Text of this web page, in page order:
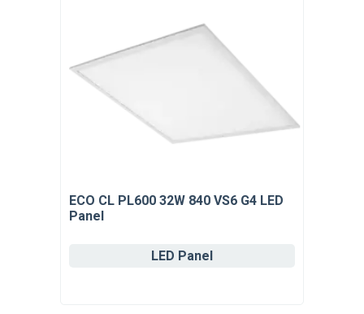
ECO CL PL600 32W 840 VS6 G4 LED
Panel
LED Panel